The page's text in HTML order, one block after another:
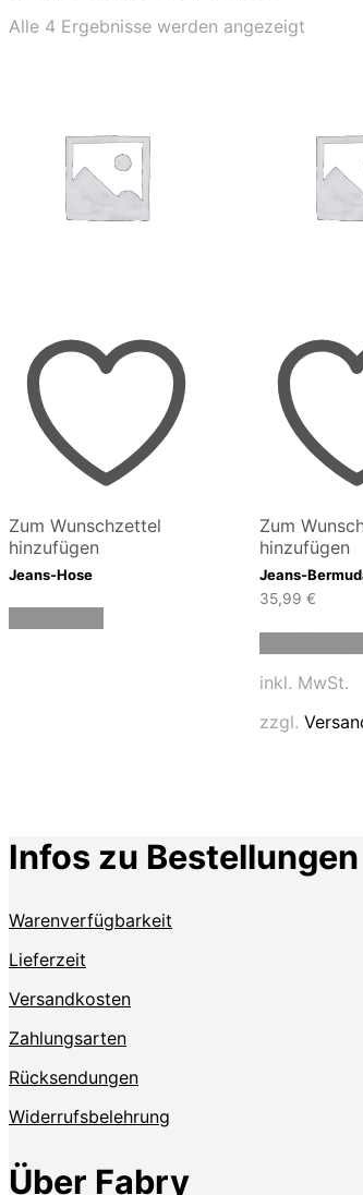
Alle 4 Ergebnisse werden angezeigt
Zum Wunschzettel
hinzufügen
Jeans-Hose
Zum
hinzufügen
Jeans-
35,99 €
inkl. MwSt.
zzgl.
Infos zu Bestellungen
Warenverfügbarkeit
Lieferzeit
Versandkosten
Zahlungsarten
Rücksendungen
Widerrufsbelehrung
Über Fabry